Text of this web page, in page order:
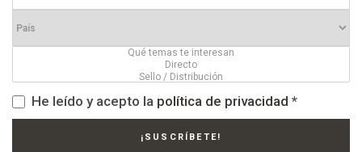
He leído y acepto la política de privacidad *